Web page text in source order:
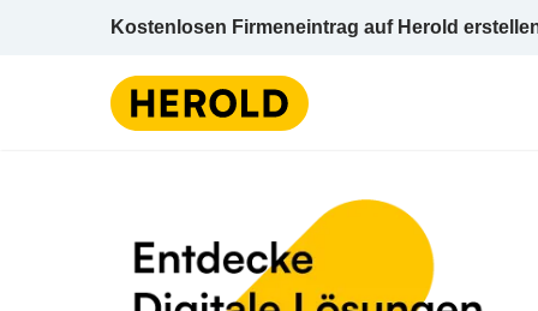
Kostenlosen Firmeneintrag auf Herold